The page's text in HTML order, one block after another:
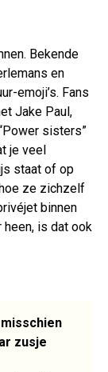
Bekende
en
emoji’s. Fans
Jake Paul,
sisters”
je veel
staat of op
ze zichzelf
binnen
heen, is dat ook
zusje